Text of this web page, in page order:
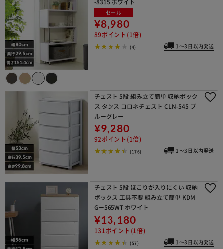
-8315 ホワイト
セール
¥8,980
89ポイント(1倍)
(4) 1～3日以内発送
チェスト 5段 組み立て簡単 収納ボック
ス タンス コロネチェスト CLN-545 ブ
ルーグレー
¥9,280
92ポイント(1倍)
(176) 1～3日以内発送
チェスト 5段 ほこりが入りにくい 収納
ボックス 工具不要 組み立て簡単 KDM
Gー565WT ホワイト
¥13,180
131ポイント(1倍)
(57) 1～3日以内発送